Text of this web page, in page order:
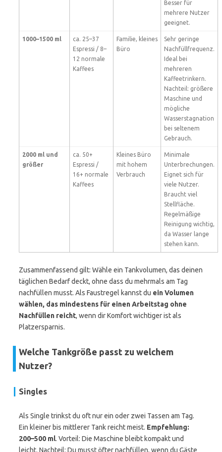
Besser für
mehrere Nutzer
geeignet.
1000–1500 ml
ca. 25–37
Espressi / 8–
12 normale
Kaffees
Familie, kleines
Büro
Sehr geringe
Nachfüllfrequenz.
Ideal bei
mehreren
Kaffeetrinkern.
Nachteil: größere
Maschine und
mögliche
Wasserstagnation
bei seltenem
Gebrauch.
2000 ml und
größer
ca. 50+
Espressi /
16+ normale
Kaffees
Kleines Büro
mit hohem
Verbrauch
Minimale
Unterbrechungen.
Eignet sich für
viele Nutzer.
Braucht viel
Stellfläche.
Regelmäßige
Reinigung wichtig,
da Wasser lange
stehen kann.
Zusammenfassend gilt: Wähle ein Tankvolumen, das deinen
täglichen Bedarf deckt, ohne dass du mehrmals am Tag
nachfüllen musst. Als Faustregel kannst du ein Volumen
wählen, das mindestens für einen Arbeitstag ohne
Nachfüllen reicht, wenn dir Komfort wichtiger ist als
Platzersparnis.
Welche Tankgröße passt zu welchem
Nutzer?
Singles
Als Single trinkst du oft nur ein oder zwei Tassen am Tag.
Ein kleiner bis mittlerer Tank reicht meist. Empfehlung:
200–500 ml. Vorteil: Die Maschine bleibt kompakt und
leicht. Nachteil: Du musst öfter nachfüllen, wenn du Gäste